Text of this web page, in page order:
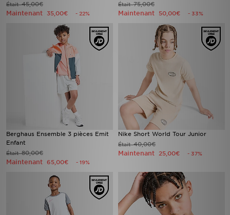
Était45,00€
Maintenant 35,00€ - 22%
Était75,00€
Maintenant 50,00€ - 33%
Berghaus Ensemble 3 pièces Emit
Enfant
Était80,00€
Maintenant 65,00€ - 19%
Nike Short World Tour Junior
Était40,00€
Maintenant 25,00€ - 37%